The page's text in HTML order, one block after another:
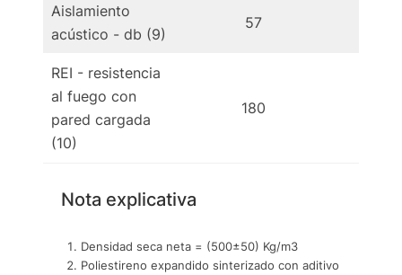
Aislamiento
acústico - db (9)
57
REI - resistencia
al fuego con
pared cargada
(10)
180
Nota explicativa
Densidad seca neta = (500±50) Kg/m3
Poliestireno expandido sinterizado con aditivo